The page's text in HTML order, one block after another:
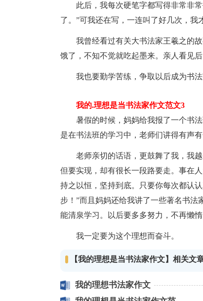
此后，我每次硬笔字都写得非常非常
了。”可我还在写，一连叫了好几次，我
我曾经看过有关大书法家王羲之的故
饿了，不知不觉就吃起墨来。亲人看见后
我也要勤学苦练，争取以后成为书法
我的.理想是当书法家作文范文3
暑假的时候，妈妈给我报了一个书法
是在书法班的学习中，老师们讲得有声
老师亲切的话语，更鼓舞了我，我越
但要实现，却有很长一段路要走。事在
持之以恒，坚持到底。只要你每次都认
步！”而且妈妈还给我讲了一些著名书
能清泉学习。以后要多多努力，不再懒
我一定要为这个理想而奋斗。
【我的理想是当书法家作文】相关文
我的理想书法家作文